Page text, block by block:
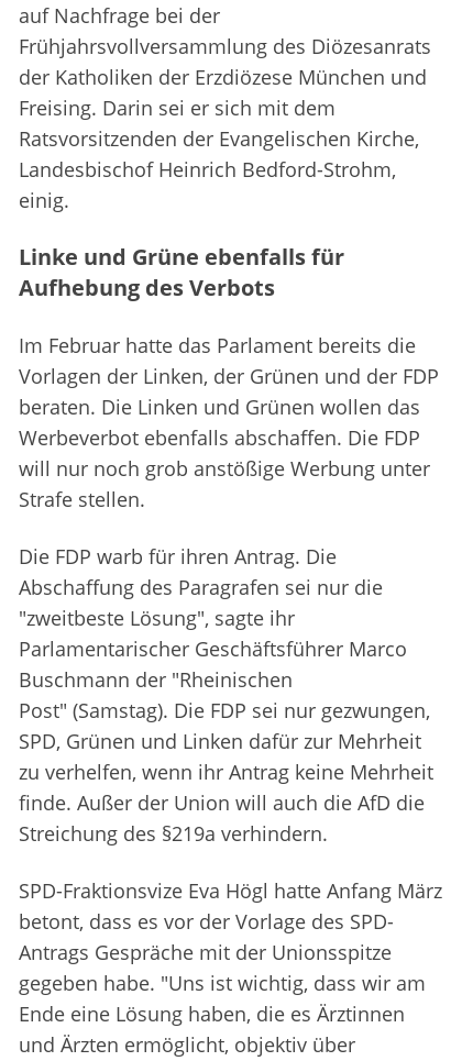
auf Nachfrage bei der
Frühjahrsvollversammlung des Diözesanrats
der Katholiken der Erzdiözese München und
Freising. Darin sei er sich mit dem
Ratsvorsitzenden der Evangelischen Kirche,
Landesbischof Heinrich Bedford-Strohm,
einig.
Linke und Grüne ebenfalls für
Aufhebung des Verbots
Im Februar hatte das Parlament bereits die
Vorlagen der Linken, der Grünen und der FDP
beraten. Die Linken und Grünen wollen das
Werbeverbot ebenfalls abschaffen. Die FDP
will nur noch grob anstößige Werbung unter
Strafe stellen.
Die FDP warb für ihren Antrag. Die
Abschaffung des Paragrafen sei nur die
"zweitbeste Lösung", sagte ihr
Parlamentarischer Geschäftsführer Marco
Buschmann der "Rheinischen
Post" (Samstag). Die FDP sei nur gezwungen,
SPD, Grünen und Linken dafür zur Mehrheit
zu verhelfen, wenn ihr Antrag keine Mehrheit
finde. Außer der Union will auch die AfD die
Streichung des §219a verhindern.
SPD-Fraktionsvize Eva Högl hatte Anfang März
betont, dass es vor der Vorlage des SPD-
Antrags Gespräche mit der Unionsspitze
gegeben habe. "Uns ist wichtig, dass wir am
Ende eine Lösung haben, die es Ärztinnen
und Ärzten ermöglicht, objektiv über